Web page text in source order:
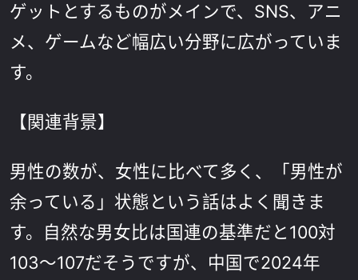
ゲットとするものがメインで、SNS、アニ
メ、ゲームなど幅広い分野に広がっていま
す。
【関連背景】
男性の数が、女性に比べて多く、「男性が
余っている」状態という話はよく聞きま
す。自然な男女比は国連の基準だと100対
103〜107だそうですが、中国で2024年